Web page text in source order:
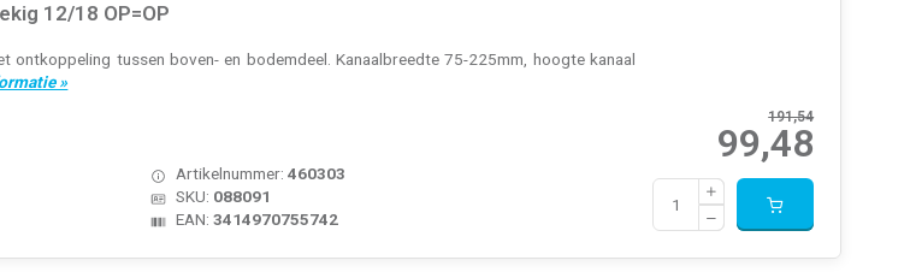
12/18 OP=OP
tussen boven- en bodemdeel. Kanaalbreedte 75-225mm, hoogte kanaal
»
191,54
99,48
Artikelnummer:460303
SKU: 088091
EAN:3414970755742